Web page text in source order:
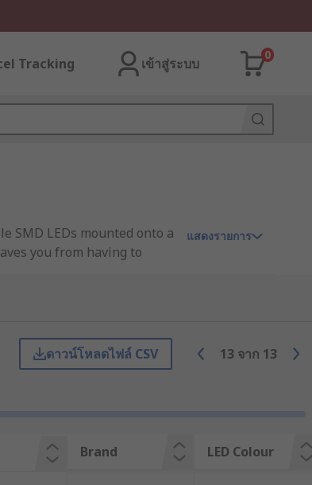
Tracking เข้าสู่ระบบ
0
SMD LEDs mounted onto a
you from having to
for example,
LED strips are also
แสดงรายการ
ดาวน์โหลดไฟล์ CSV 13 จาก 13
Brand LED Colour